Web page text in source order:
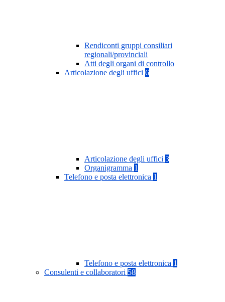
Rendiconti gruppi consiliari
regionali/provinciali
Atti degli organi di controllo
Articolazione degli uffici 6
Articolazione degli uffici 3
Organigramma 1
Telefono e posta elettronica 1
Telefono e posta elettronica 1
Consulenti e collaboratori 58